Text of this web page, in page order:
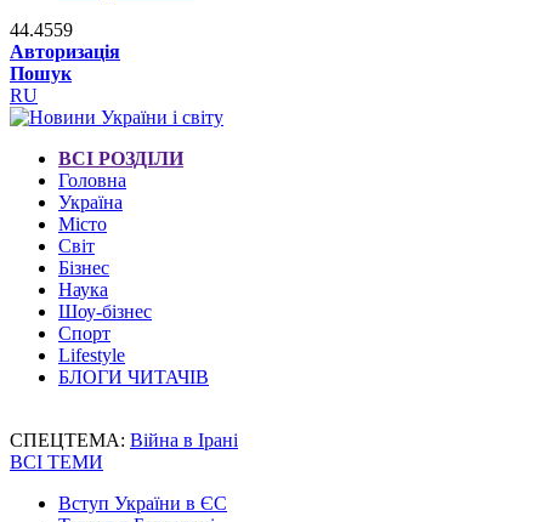
44.4559
Авторизація
Пошук
RU
ВСІ РОЗДІЛИ
Головна
Україна
Місто
Світ
Бізнес
Наука
Шоу-бізнес
Спорт
Lifestyle
БЛОГИ ЧИТАЧІВ
СПЕЦТЕМА: Війна в Ірані
ВСІ ТЕМИ
Вступ України в ЄС